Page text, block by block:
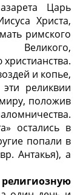
Царь
Христа,
римского
и копье,
реликвии
положив
остались в
попали в
Антакья), а